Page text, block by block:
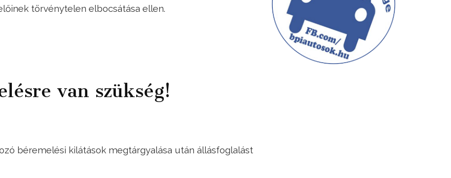
törvénytelen elbocsátása ellen.
van szükség!
béremelési kilátások megtárgyalása után állásfoglalást